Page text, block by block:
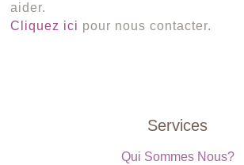
aider.
Cliquez ici pour nous contacter.
Services
Qui Sommes Nous?